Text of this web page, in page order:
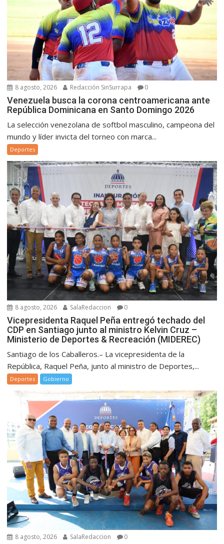
8 agosto, 2026 Redacción SinSurrapa 0
Venezuela busca la corona centroamericana ante
República Dominicana en Santo Domingo 2026
La selección venezolana de softbol masculino, campeona del
mundo y líder invicta del torneo con marca...
Deportes
8 agosto, 2026 SalaRedaccion 0
Vicepresidenta Raquel Peña entregó techado del
CDP en Santiago junto al ministro Kelvin Cruz –
Ministerio de Deportes & Recreación (MIDEREC)
Santiago de los Caballeros.– La vicepresidenta de la
República, Raquel Peña, junto al ministro de Deportes,...
Deportes Gobierno
8 agosto, 2026 SalaRedaccion 0